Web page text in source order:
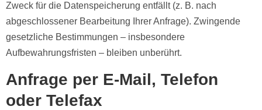
Zweck für die Datenspeicherung entfällt (z. B. nach
abgeschlossener Bearbeitung Ihrer Anfrage). Zwingende
gesetzliche Bestimmungen – insbesondere
Aufbewahrungsfristen – bleiben unberührt.
Anfrage per E-Mail, Telefon
oder Telefax